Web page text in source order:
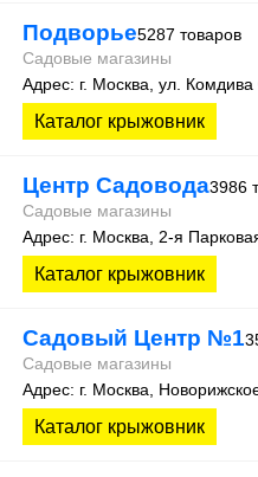
Подворье5287 товаров
Садовые магазины
Каталог крыжовник
Центр Садовода3986
Садовые магазины
Адрес: г. Москва, 2-я
Каталог крыжовник
Садовый Центр №1
Садовые магазины
Адрес: г. Москва,
Каталог крыжовник